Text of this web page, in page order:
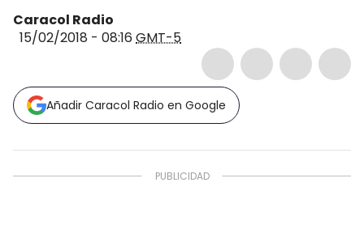
Caracol Radio
15/02/2018 - 08:16 GMT-5
Añadir Caracol Radio en Google